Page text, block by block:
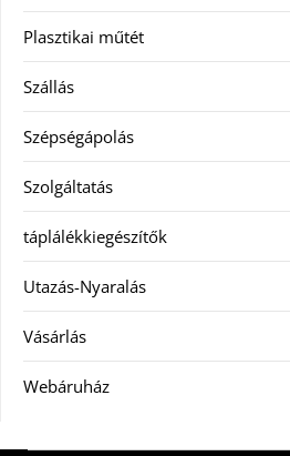
Plasztikai műtét
Szállás
Szépségápolás
Szolgáltatás
táplálékkiegészítők
Utazás-Nyaralás
Vásárlás
Webáruház